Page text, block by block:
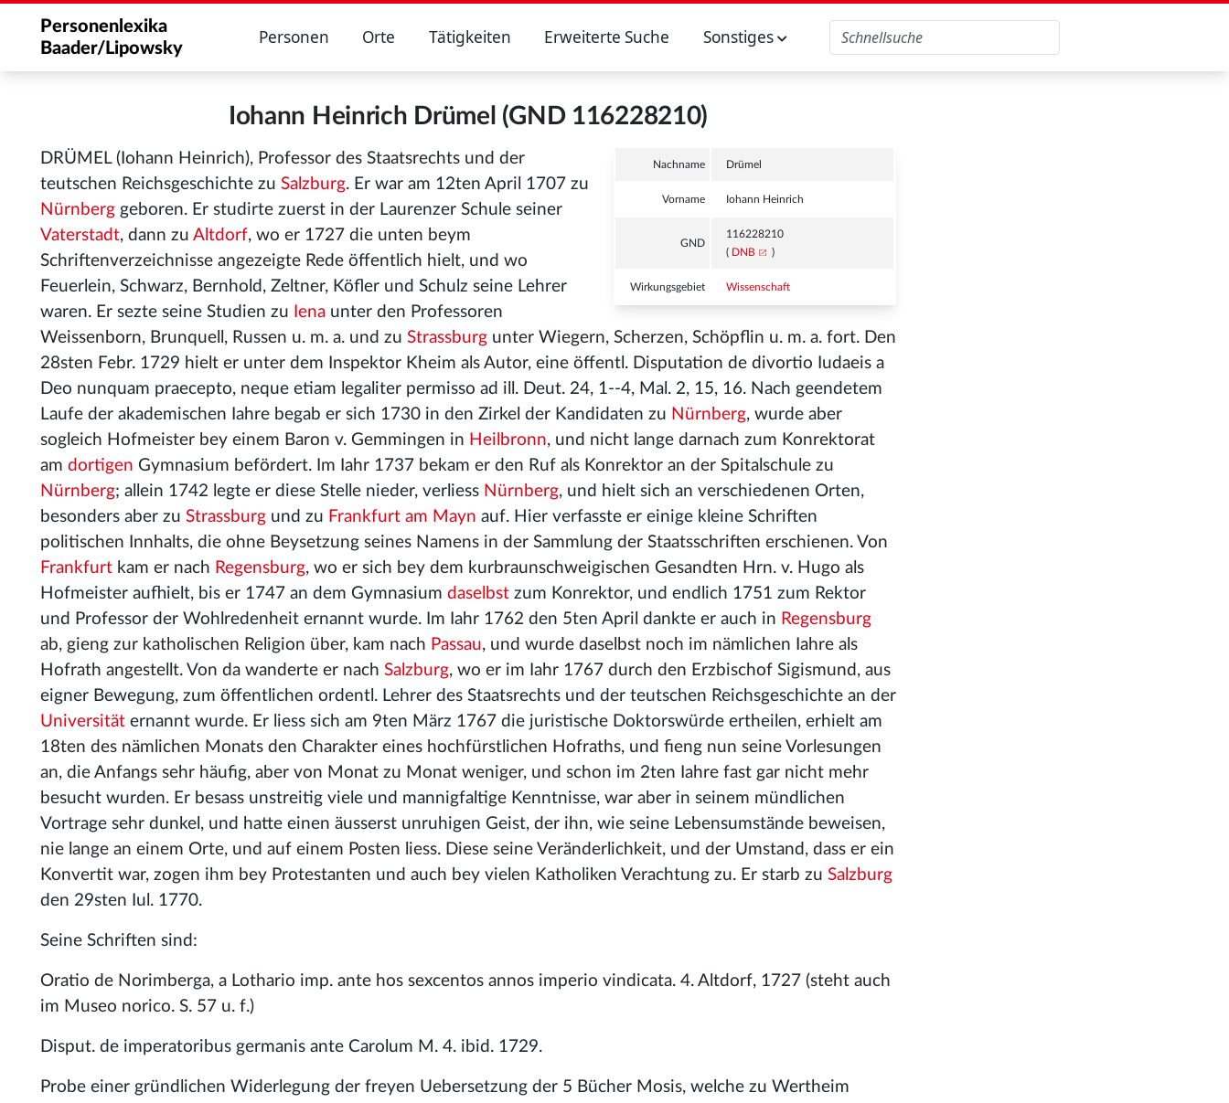
Personenlexika
Baader/Lipowsky
Personen Orte Tätigkeiten Erweiterte Suche Sonstiges
Iohann Heinrich Drümel (GND 116228210)
Nachname Drümel
Vorname Iohann Heinrich
GND
116228210
( DNB )
Wirkungsgebiet Wissenschaft
DRÜMEL (Iohann Heinrich), Professor des Staatsrechts und der
teutschen Reichsgeschichte zu Salzburg. Er war am 12ten April 1707 zu
Nürnberg geboren. Er studirte zuerst in der Laurenzer Schule seiner
Vaterstadt, dann zu Altdorf, wo er 1727 die unten beym
Schriftenverzeichnisse angezeigte Rede öffentlich hielt, und wo
Feuerlein, Schwarz, Bernhold, Zeltner, Köfler und Schulz seine Lehrer
waren. Er sezte seine Studien zu Iena unter den Professoren
Weissenborn, Brunquell, Russen u. m. a. und zu Strassburg unter Wiegern, Scherzen, Schöpflin u. m. a. fort. Den
28sten Febr. 1729 hielt er unter dem Inspektor Kheim als Autor, eine öffentl. Disputation de divortio Iudaeis a
Deo nunquam praecepto, neque etiam legaliter permisso ad ill. Deut. 24, 1--4, Mal. 2, 15, 16. Nach geendetem
Laufe der akademischen Iahre begab er sich 1730 in den Zirkel der Kandidaten zu Nürnberg, wurde aber
sogleich Hofmeister bey einem Baron v. Gemmingen in Heilbronn, und nicht lange darnach zum Konrektorat
am dortigen Gymnasium befördert. Im Iahr 1737 bekam er den Ruf als Konrektor an der Spitalschule zu
Nürnberg; allein 1742 legte er diese Stelle nieder, verliess Nürnberg, und hielt sich an verschiedenen Orten,
besonders aber zu Strassburg und zu Frankfurt am Mayn auf. Hier verfasste er einige kleine Schriften
politischen Innhalts, die ohne Beysetzung seines Namens in der Sammlung der Staatsschriften erschienen. Von
Frankfurt kam er nach Regensburg, wo er sich bey dem kurbraunschweigischen Gesandten Hrn. v. Hugo als
Hofmeister aufhielt, bis er 1747 an dem Gymnasium daselbst zum Konrektor, und endlich 1751 zum Rektor
und Professor der Wohlredenheit ernannt wurde. Im Iahr 1762 den 5ten April dankte er auch in Regensburg
ab, gieng zur katholischen Religion über, kam nach Passau, und wurde daselbst noch im nämlichen Iahre als
Hofrath angestellt. Von da wanderte er nach Salzburg, wo er im Iahr 1767 durch den Erzbischof Sigismund, aus
eigner Bewegung, zum öffentlichen ordentl. Lehrer des Staatsrechts und der teutschen Reichsgeschichte an der
Universität ernannt wurde. Er liess sich am 9ten März 1767 die juristische Doktorswürde ertheilen, erhielt am
18ten des nämlichen Monats den Charakter eines hochfürstlichen Hofraths, und fieng nun seine Vorlesungen
an, die Anfangs sehr häufig, aber von Monat zu Monat weniger, und schon im 2ten Iahre fast gar nicht mehr
besucht wurden. Er besass unstreitig viele und mannigfaltige Kenntnisse, war aber in seinem mündlichen
Vortrage sehr dunkel, und hatte einen äusserst unruhigen Geist, der ihn, wie seine Lebensumstände beweisen,
nie lange an einem Orte, und auf einem Posten liess. Diese seine Veränderlichkeit, und der Umstand, dass er ein
Konvertit war, zogen ihm bey Protestanten und auch bey vielen Katholiken Verachtung zu. Er starb zu Salzburg
den 29sten Iul. 1770.
Seine Schriften sind:
Oratio de Norimberga, a Lothario imp. ante hos sexcentos annos imperio vindicata. 4. Altdorf, 1727 (steht auch
im Museo norico. S. 57 u. f.)
Disput. de imperatoribus germanis ante Carolum M. 4. ibid. 1729.
Probe einer gründlichen Widerlegung der freyen Uebersetzung der 5 Bücher Mosis, welche zu Wertheim